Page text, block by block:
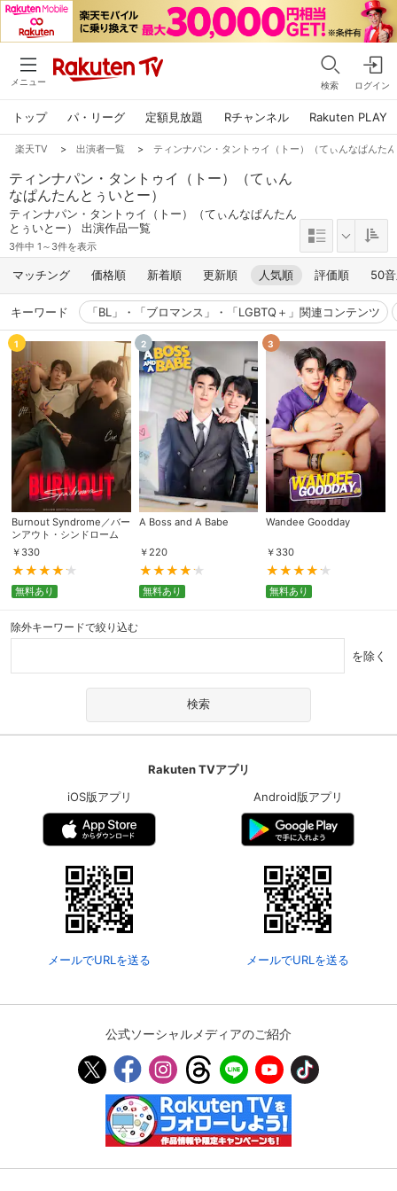
メニュー 検索 ログイン
トップ パ・リーグ 定額見放題 Rチャンネル Rakuten PLAY
楽天TV > 出演者一覧 > ティンナパン・タントゥイ（トー）（てぃんなぱんた
ティンナパン・タントゥイ（トー）（てぃん
なぱんたんとぅいとー）
ティンナパン・タントゥイ（トー）（てぃんなぱんたん
とぅいとー） 出演作品一覧
3件中 1～3件を表示
マッチング 価格順 新着順 更新順 人気順 評価順 50
キーワード 「BL」・「ブロマンス」・「LGBTQ＋」関連コンテンツ
1
Burnout Syndrome／バー
ンアウト・シンドローム
￥ 330
無料あり
2
A Boss and A Babe
￥ 220
無料あり
3
Wandee Goodday
￥ 330
無料あり
除外キーワードで絞り込む
を除く
Rakuten TVアプリ
iOS版アプリ
メールでURLを送る
Android版アプリ
メールでURLを送る
公式ソーシャルメディアのご紹介